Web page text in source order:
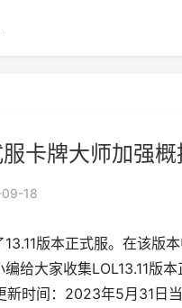
服卡牌大师加强
09-18
版本正式服。在该版
给大家收集LOL13.11版
新时间：2023年5月31日